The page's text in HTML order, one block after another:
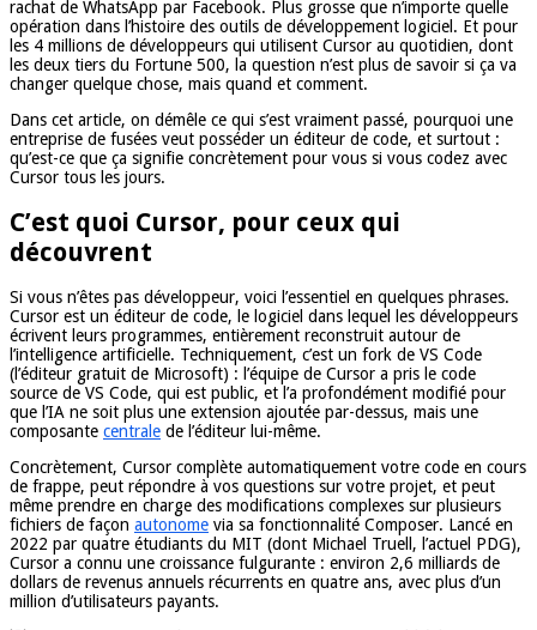
rachat de WhatsApp par Facebook. Plus grosse que n’importe quelle
opération dans l’histoire des outils de développement logiciel. Et pour
les 4 millions de développeurs qui utilisent Cursor au quotidien, dont
les deux tiers du Fortune 500, la question n’est plus de savoir si ça va
changer quelque chose, mais quand et comment.
Dans cet article, on démêle ce qui s’est vraiment passé, pourquoi une
entreprise de fusées veut posséder un éditeur de code, et surtout :
qu’est-ce que ça signifie concrètement pour vous si vous codez avec
Cursor tous les jours.
C’est quoi Cursor, pour ceux qui
découvrent
Si vous n’êtes pas développeur, voici l’essentiel en quelques phrases.
Cursor est un éditeur de code, le logiciel dans lequel les développeurs
écrivent leurs programmes, entièrement reconstruit autour de
l’intelligence artificielle. Techniquement, c’est un fork de VS Code
(l’éditeur gratuit de Microsoft) : l’équipe de Cursor a pris le code
source de VS Code, qui est public, et l’a profondément modifié pour
que l’IA ne soit plus une extension ajoutée par-dessus, mais une
composante centrale de l’éditeur lui-même.
Concrètement, Cursor complète automatiquement votre code en cours
de frappe, peut répondre à vos questions sur votre projet, et peut
même prendre en charge des modifications complexes sur plusieurs
fichiers de façon autonome via sa fonctionnalité Composer. Lancé en
2022 par quatre étudiants du MIT (dont Michael Truell, l’actuel PDG),
Cursor a connu une croissance fulgurante : environ 2,6 milliards de
dollars de revenus annuels récurrents en quatre ans, avec plus d’un
million d’utilisateurs payants.